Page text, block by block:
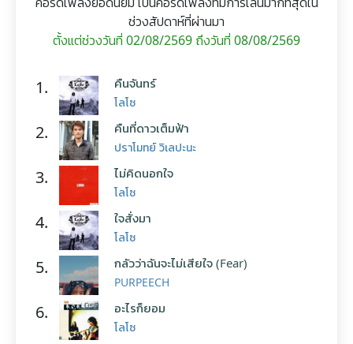
ช่วงสัปดาห์ที่ผ่านมา
ตั้งแต่ช่วงวันที่ 02/08/2569 ถึงวันที่ 08/08/2569
1. คืนจันทร์
โลโซ
2. คืนที่ดาวเต็มฟ้า
ปราโมทย์ วิเลปะนะ
3. ไม่คิดนอกใจ
โลโซ
4. ใจสั่งมา
โลโซ
5. กลัวว่าฉันจะไม่เสียใจ (Fear)
PURPEECH
6. อะไรก็ยอม
โลโซ